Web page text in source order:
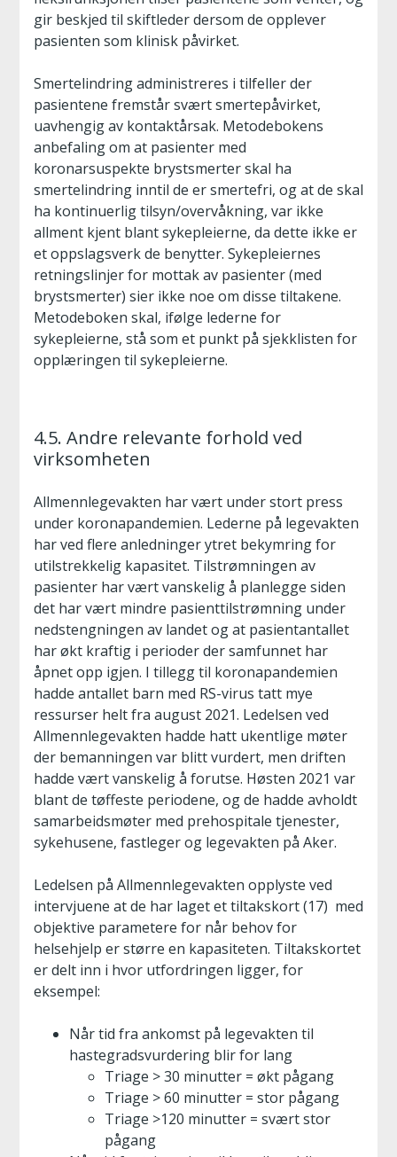
gir beskjed til skiftleder dersom de opplever
pasienten som klinisk påvirket.
Smertelindring administreres i tilfeller der
pasientene fremstår svært smertepåvirket,
uavhengig av kontaktårsak. Metodebokens
anbefaling om at pasienter med
koronarsuspekte brystsmerter skal ha
smertelindring inntil de er smertefri, og at de skal
ha kontinuerlig tilsyn/overvåkning, var ikke
allment kjent blant sykepleierne, da dette ikke er
et oppslagsverk de benytter. Sykepleiernes
retningslinjer for mottak av pasienter (med
brystsmerter) sier ikke noe om disse tiltakene.
Metodeboken skal, ifølge lederne for
sykepleierne, stå som et punkt på sjekklisten for
opplæringen til sykepleierne.
4.5. Andre relevante forhold ved
virksomheten
Allmennlegevakten har vært under stort press
under koronapandemien. Lederne på legevakten
har ved flere anledninger ytret bekymring for
utilstrekkelig kapasitet. Tilstrømningen av
pasienter har vært vanskelig å planlegge siden
det har vært mindre pasienttilstrømning under
nedstengningen av landet og at pasientantallet
har økt kraftig i perioder der samfunnet har
åpnet opp igjen. I tillegg til koronapandemien
hadde antallet barn med RS-virus tatt mye
ressurser helt fra august 2021. Ledelsen ved
Allmennlegevakten hadde hatt ukentlige møter
der bemanningen var blitt vurdert, men driften
hadde vært vanskelig å forutse. Høsten 2021 var
blant de tøffeste periodene, og de hadde avholdt
samarbeidsmøter med prehospitale tjenester,
sykehusene, fastleger og legevakten på Aker.
Ledelsen på Allmennlegevakten opplyste ved
intervjuene at de har laget et tiltakskort (17) med
objektive parametere for når behov for
helsehjelp er større en kapasiteten. Tiltakskortet
er delt inn i hvor utfordringen ligger, for
eksempel:
Når tid fra ankomst på legevakten til
hastegradsvurdering blir for lang
Triage > 30 minutter = økt pågang
Triage > 60 minutter = stor pågang
Triage >120 minutter = svært stor
pågang